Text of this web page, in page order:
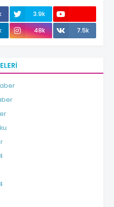
3.9k
12.0k
48k 7.5k